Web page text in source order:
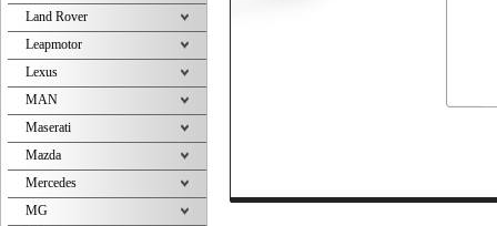
Land Rover
Leapmotor
Lexus
MAN
Maserati
Mazda
Mercedes
MG